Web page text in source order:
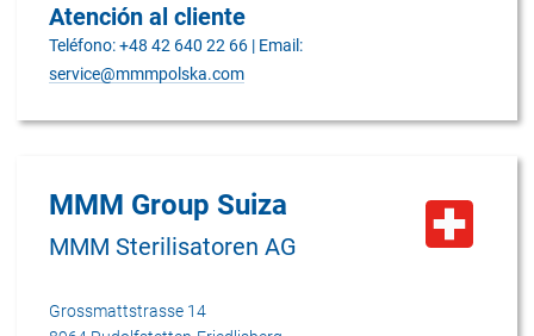
Atención al cliente
Teléfono: +48 42 640 22 66 | Email:
service@mmmpolska.com
MMM Group Suiza
MMM Sterilisatoren AG
Grossmattstrasse 14